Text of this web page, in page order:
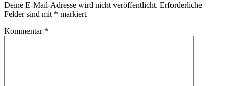
Deine E-Mail-Adresse wird nicht veröffentlicht. Erforderliche
Felder sind mit * markiert
Kommentar *